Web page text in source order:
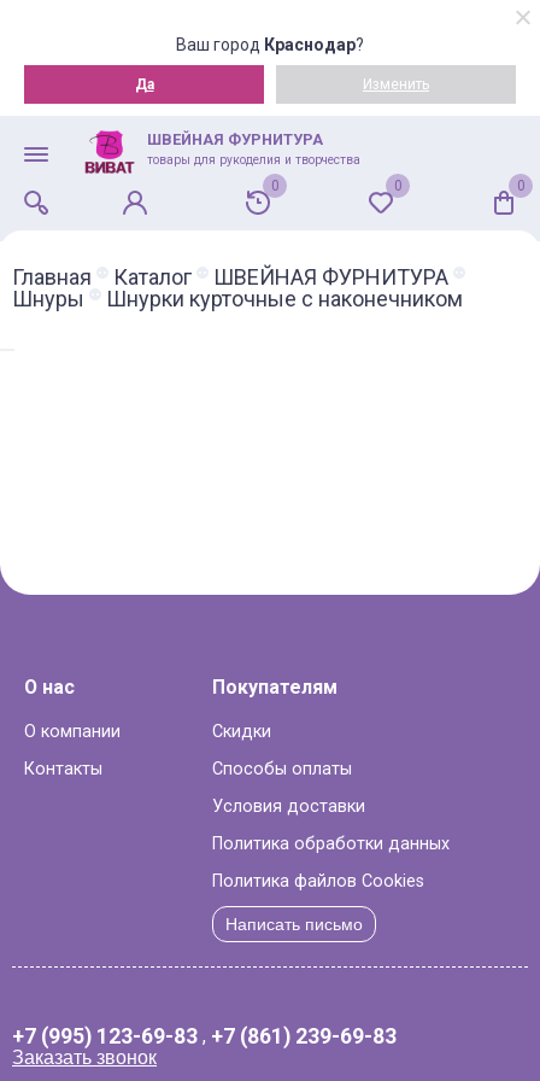
Ваш город Краснодар?
Да Изменить
ШВЕЙНАЯ ФУРНИТУРА
товары для рукоделия и творчества
0 0 0
Главная Каталог
ШВЕЙНАЯ ФУРНИТУРА
Шнуры
Шнурки курточные с наконечником
О нас
О компании
Контакты
Покупателям
Скидки
Способы оплаты
Условия доставки
Политика обработки данных
Политика файлов Cookies
Написать письмо
+7 (995) 123-69-83 , +7 (861) 239-69-83
Заказать звонок